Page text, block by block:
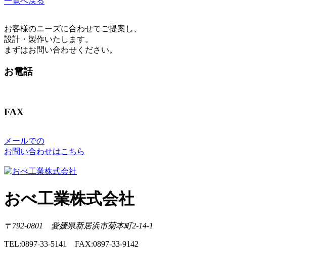
お客様のニーズに合わせてご提案し、
設計・製作いたします。
まずはお問い合わせください。
お電話
FAX
メールでの
お問い合わせはこちら
おべ工業株式会社
〒792-0801 愛媛県新居浜市菊本町2-14-1
TEL:0897-33-5141 FAX:0897-33-9142